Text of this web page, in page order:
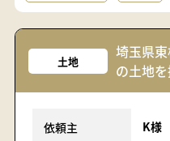
土地
埼玉県
の土地
依頼主 K様